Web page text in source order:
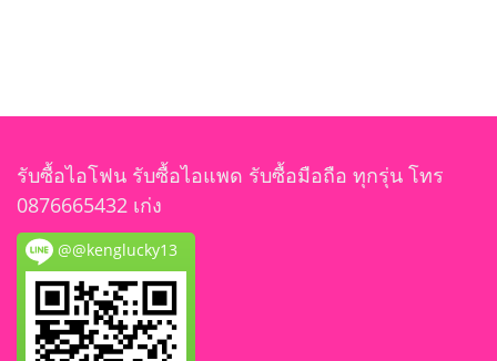
รับซื้อไอโฟน รับซื้อไอแพด รับซื้อมือถือ ทุกรุ่น โทร
0876665432 เก่ง
@@kenglucky13